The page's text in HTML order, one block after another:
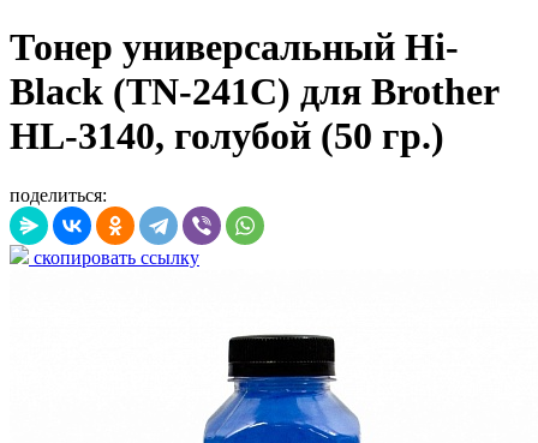
Тонер универсальный Hi-
Black (TN-241C) для Brother
HL-3140, голубой (50 гр.)
поделиться:
скопировать ссылку